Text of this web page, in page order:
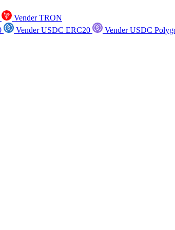
Vender TRON
Vender USDC ERC20
Vender USDC